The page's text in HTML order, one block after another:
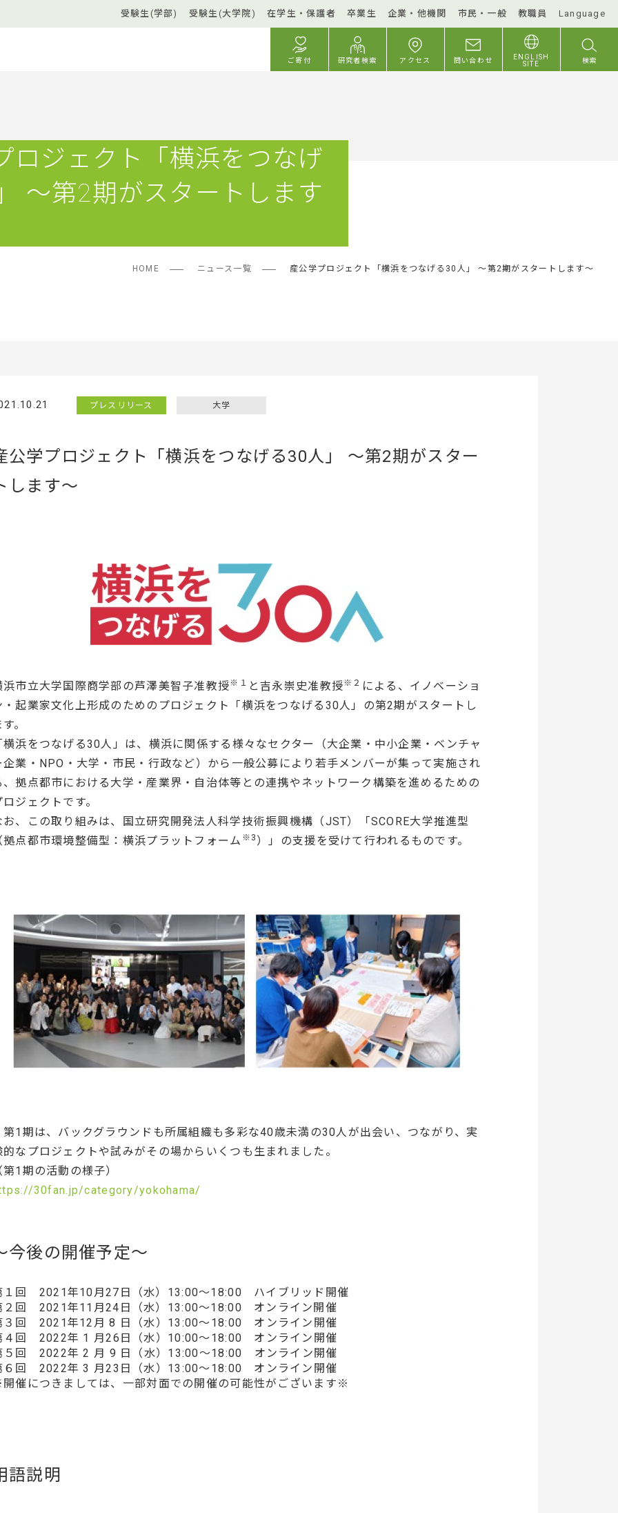
受験生(学部) 受験生(大学院) 在学生・保護者 卒業生 企業・他機関 市民・一般 教職員 Language
ご寄付 研究者検索 アクセス 問い合わせ
ENGLISH
SITE
検索
ロジェクト「横浜をつなげ
～第2期がスタートします
HOME ニュース一覧 産公学プロジェクト「横浜をつなげる30人」 ～第2期がスタートします～
プレスリリース 大学
公学プロジェクト「横浜をつなげる30人」 ～第2期がスター
します～
浜市立大学国際商学部の芦澤美智子准教授※１ と吉永崇史准教授※２ による、イノベーショ
・起業家文化上形成のためのプロジェクト「横浜をつなげる30人」の第2期がスタートし
す。
横浜をつなげる30人」は、横浜に関係する様々なセクター（大企業・中小企業・ベンチャ
企業・NPO・大学・市民・行政など）から一般公募により若手メンバーが集って実施され
、拠点都市における大学・産業界・自治体等との連携やネットワーク構築を進めるための
ロジェクトです。
お、この取り組みは、国立研究開発法人科学技術振興機構（JST）「SCORE大学推進型
拠点都市環境整備型：横浜プラットフォーム ※3 ）」の支援を受けて行われるものです。
1期は、バックグラウンドも所属組織も多彩な40歳未満の30人が出会い、つながり、実
的なプロジェクトや試みがその場からいくつも生まれました。
第1期の活動の様子）
30fan.jp/category/yokohama/
今後の開催予定～
１回 2021年10月27日（水）13:00～18:00 ハイブリッド開催
２回 2021年11月24日（水）13:00～18:00 オンライン開催
３回 2021年12月 8 日（水）13:00～18:00 オンライン開催
４回 2022年 1 月26日（水）10:00～18:00 オンライン開催
５回 2022年 2 月 9 日（水）13:00～18:00 オンライン開催
６回 2022年 3 月23日（水）13:00～18:00 オンライン開催
催につきましては、一部対面での開催の可能性がございます※
語説明